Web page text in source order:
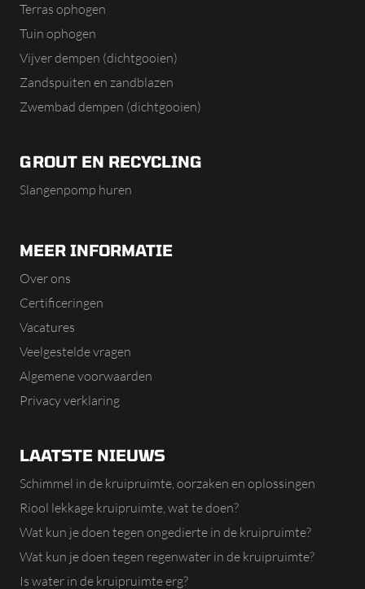
Terras ophogen
Tuin ophogen
Vijver dempen (dichtgooien)
Zandspuiten en zandblazen
Zwembad dempen (dichtgooien)
GROUT EN RECYCLING
Slangenpomp huren
MEER INFORMATIE
Over ons
Certificeringen
Vacatures
Veelgestelde vragen
Algemene voorwaarden
Privacy verklaring
LAATSTE NIEUWS
Schimmel in de kruipruimte, oorzaken en oplossingen
Riool lekkage kruipruimte, wat te doen?
Wat kun je doen tegen ongedierte in de kruipruimte?
Wat kun je doen tegen regenwater in de kruipruimte?
Is water in de kruipruimte erg?